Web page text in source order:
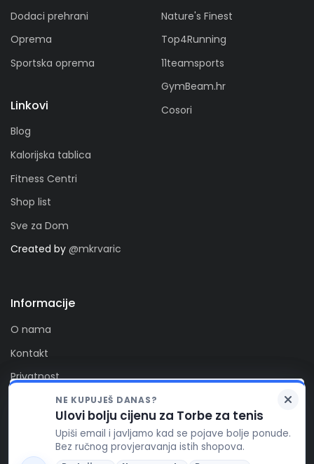
NE KUPUJEŠ DANAS?
Ulovi bolju cijenu za Torbe za tenis
Upiši email i javljamo kad se pojave bolje ponude.
Bez ručnog provjeravanja istih shopova.
Dodaci prehrani
Oprema
Sportska oprema
Linkovi
Blog
Kalorijska tablica
Fitness Centri
Shop list
Sve za Dom
Created by @mkrvaric
Nature's Finest
Top4Running
11teamsports
GymBeam.hr
Cosori
Informacije
O nama
Kontakt
Privatnost
Zaprati nas
Kolačići
FitAlert poštuje vašu privatnost. Ova stranica koristi
kolačiće za funkcionalnost stranice, te za pružanje
boljeg korisničkog iskustva, prikaza reklamnog